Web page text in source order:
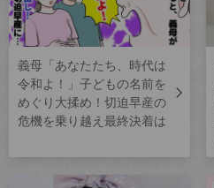
義母「あなたたち、時代は
令和よ！」子どもの名前を
めぐり大揉め！切迫早産の
危機を乗り越え最終決着は